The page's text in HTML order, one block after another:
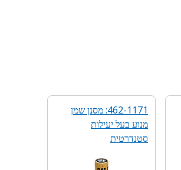
462-1171: מסנן שמן
מנוע בעל יעילות
סטנדרטית